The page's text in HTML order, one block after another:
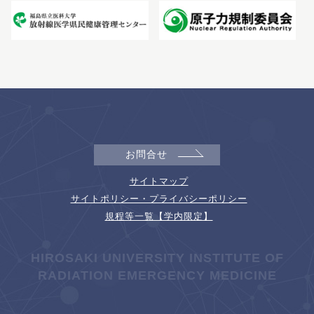
お問合せ
サイトマップ
サイトポリシー・プライバシーポリシー
規程等一覧【学内限定】
HIROSAKI UNIVERSITY INSTITUTE OF
RADIATION EMERGENCY MEDICINE